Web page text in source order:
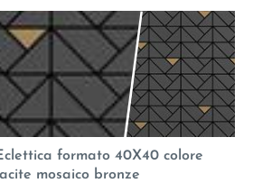
formato 40X40 colore
mosaico bronze